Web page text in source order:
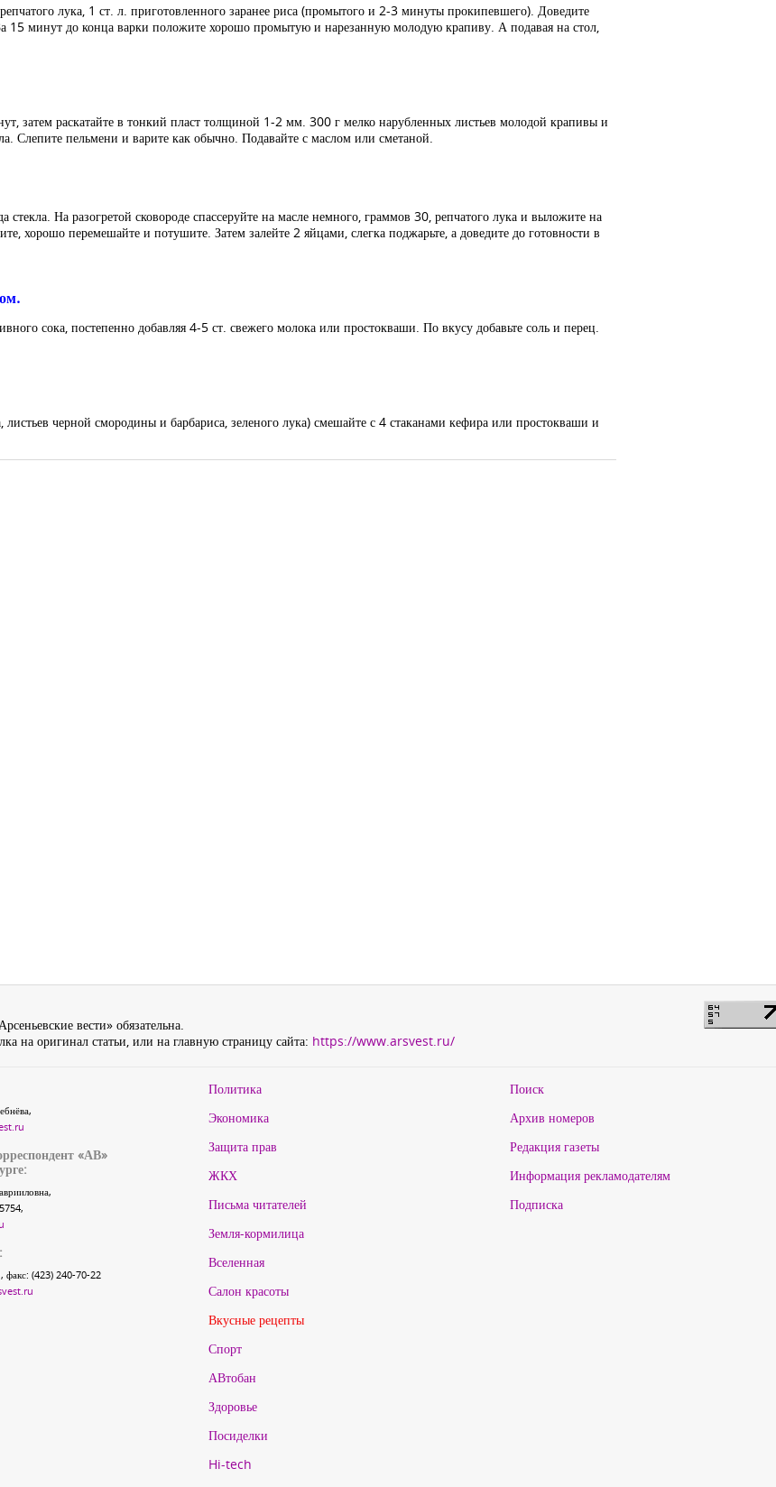
лука, 1 ст. л. приготовленного заранее риса (промытого и 2-3 минуты прокипевшего). Доведите
15 минут до конца варки положите хорошо промытую и нарезанную молодую крапиву. А подавая на стол,
затем раскатайте в тонкий пласт толщиной 1-2 мм. 300 г мелко нарубленных листьев молодой крапивы и
Слепите пельмени и варите как обычно. Подавайте с маслом или сметаной.
На разогретой сковороде спассеруйте на масле немного, граммов 30, репчатого лука и выложите на
хорошо перемешайте и потушите. Затем залейте 2 яйцами, слегка поджарьте, а доведите до готовности в
сока, постепенно добавляя 4-5 ст. свежего молока или простокваши. По вкусу добавьте соль и перец.
черной смородины и барбариса, зеленого лука) смешайте с 4 стаканами кефира или простокваши и
вести» обязательна.
на оригинал статьи, или на главную страницу сайта: https://www.arsvest.ru/
«АВ»
факс: (423) 240-70-22
Политика
Экономика
Защита прав
ЖКХ
Письма читателей
Земля-кормилица
Вселенная
Салон красоты
Вкусные рецепты
Спорт
АВтобан
Здоровье
Посиделки
Hi-tech
Поиск
Архив номеров
Редакция газеты
Информация рекламодателям
Подписка